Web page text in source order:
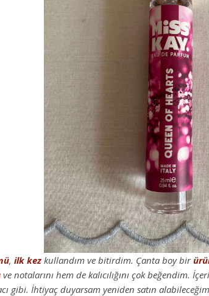
, ilk kez kullandım ve bitirdim. Çanta boy bir
ve notalarını hem de kalıcılığını çok beğendim.
gibi. İhtiyaç duyarsam yeniden satın